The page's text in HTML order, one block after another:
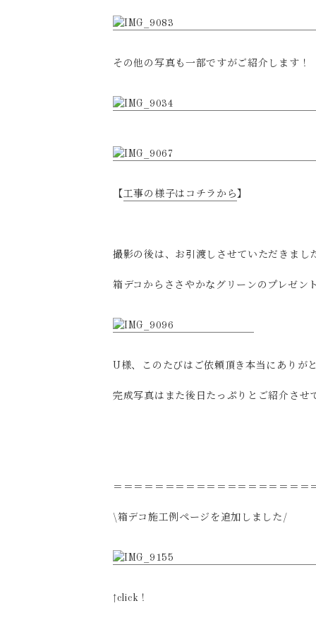
その他の写真も一部ですがご紹介します！
【 工事の様子はコチラから 】
撮影の後は、お引渡しさせていただきまし
箱デコからささやかなグリーンのプレゼン
U様、このたびはご依頼頂き本当にありが
完成写真はまた後日たっぷりとご紹介させ
＝＝＝＝＝＝＝＝＝＝＝＝＝＝＝＝＝＝
\箱デコ施工例ページを追加しました/
↑click！